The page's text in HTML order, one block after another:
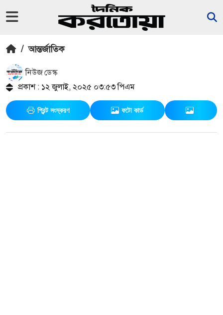
/ আন্তর্জাতিক
নিউজ ডেস্ক
প্রকাশ : ১২ জুলাই, ২০২৫ ০৩:৫৩ পিএম
প্রিন্ট সংস্করণ ফটো কার্ড